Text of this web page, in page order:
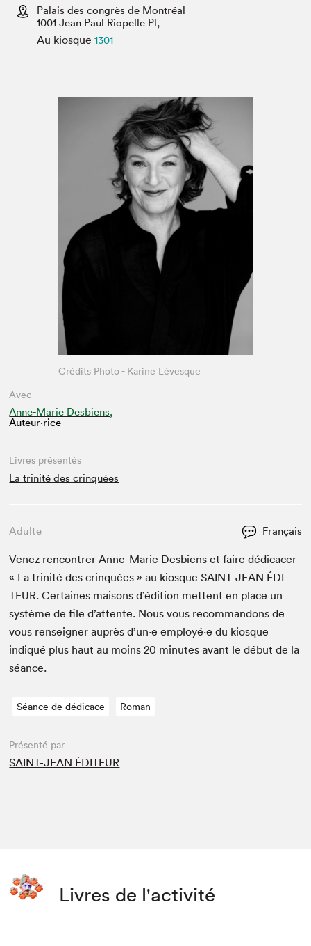
Espace médias
Palais des congrès de Montréal
1001 Jean Paul Riopelle Pl,
Au kiosque 1301
Avec
Anne-Marie Desbiens,
Auteur·rice
Crédits Photo - Karine Lévesque
Livres présentés
La trinité des crinquées
Adulte Français
Venez ren­con­tr­er Anne-Marie Des­bi­ens et faire dédi­cac­er
« La trinité des crin­quées » au kiosqueSAINT-JEAN ÉDI­
TEUR. Cer­taines maisons d’édi­tion met­tent en place un
sys­tème de file d’at­tente. Nous vous recom­man­dons de
vous ren­seign­er auprès d’un·e employé·e du kiosque
indiqué plus haut au moins20 min­utes avant le début de la
séance.
Séance de dédicace Roman
Présenté par
SAINT-JEAN ÉDITEUR
Livres de l'activité